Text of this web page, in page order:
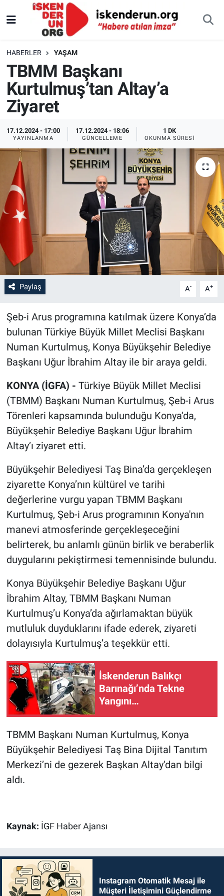
HABERLER YAŞAM
TBMM Başkanı
Kurtulmuş’tan Altay’a
Ziyaret
17.12.2024 - 17:00
YAYINLANMA
17.12.2024 - 18:06
GÜNCELLEME
1 DK
OKUNMA SÜRESI
Paylaş A- A+
Şeb-i Arus programına katılmak üzere Konya’da
bulunan Türkiye Büyük Millet Meclisi Başkanı
Numan Kurtulmuş, Konya Büyükşehir Belediye
Başkanı Uğur İbrahim Altay ile bir araya geldi.
KONYA (İGFA) - Türkiye Büyük Millet Meclisi
(TBMM) Başkanı Numan Kurtulmuş, Şeb-i Arus
Törenleri kapsamında bulunduğu Konya’da,
Büyükşehir Belediye Başkanı Uğur İbrahim
Altay’ı ziyaret etti.
Büyükşehir Belediyesi Taş Bina’da gerçekleşen
ziyarette Konya’nın kültürel ve tarihi
değerlerine vurgu yapan TBMM Başkanı
Kurtulmuş, Şeb-i Arus programının Konya'nın
manevi atmosferinde gerçekleşeceğini
belirterek, bu anlamlı günün birlik ve beraberlik
duygularını pekiştirmesi temennisinde bulundu.
Konya Büyükşehir Belediye Başkanı Uğur
İbrahim Altay, TBMM Başkanı Numan
Kurtulmuş’u Konya’da ağırlamaktan büyük
mutluluk duyduklarını ifade ederek, ziyareti
dolayısıyla Kurtulmuş’a teşekkür etti.
İskenderun Balıkçı
Barınağı’nda Tekne
Yangını…
TBMM Başkanı Numan Kurtulmuş, Konya
Büyükşehir Belediyesi Taş Bina Dijital Tanıtım
Merkezi’ni de gezerek Başkan Altay’dan bilgi
aldı.
Kaynak: İGF Haber Ajansı
Instagram Otomatik Mesaj ile
Müşteri İletişimini Güçlendirme